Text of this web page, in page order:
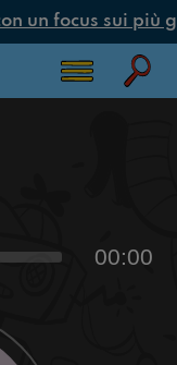
un focus sui più
00:00